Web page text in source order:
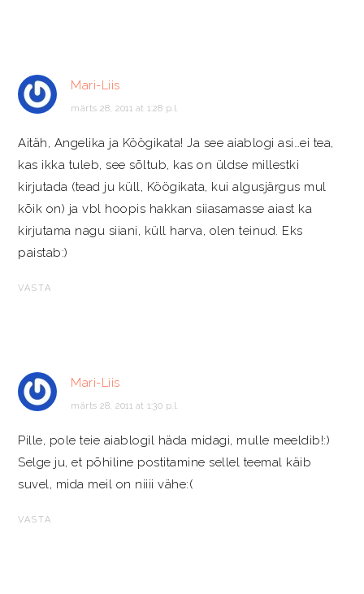
Mari-Liis
märts 28, 2011 at 1:28 p.l.
Aitäh, Angelika ja Köögikata! Ja see aiablogi asi…ei tea,
kas ikka tuleb, see sõltub, kas on üldse millestki
kirjutada (tead ju küll, Köögikata, kui algusjärgus mul
kõik on) ja vbl hoopis hakkan siiasamasse aiast ka
kirjutama nagu siiani, küll harva, olen teinud. Eks
paistab:)
VASTA
Mari-Liis
märts 28, 2011 at 1:30 p.l.
Pille, pole teie aiablogil häda midagi, mulle meeldib!:)
Selge ju, et põhiline postitamine sellel teemal käib
suvel, mida meil on niiii vähe:(
VASTA